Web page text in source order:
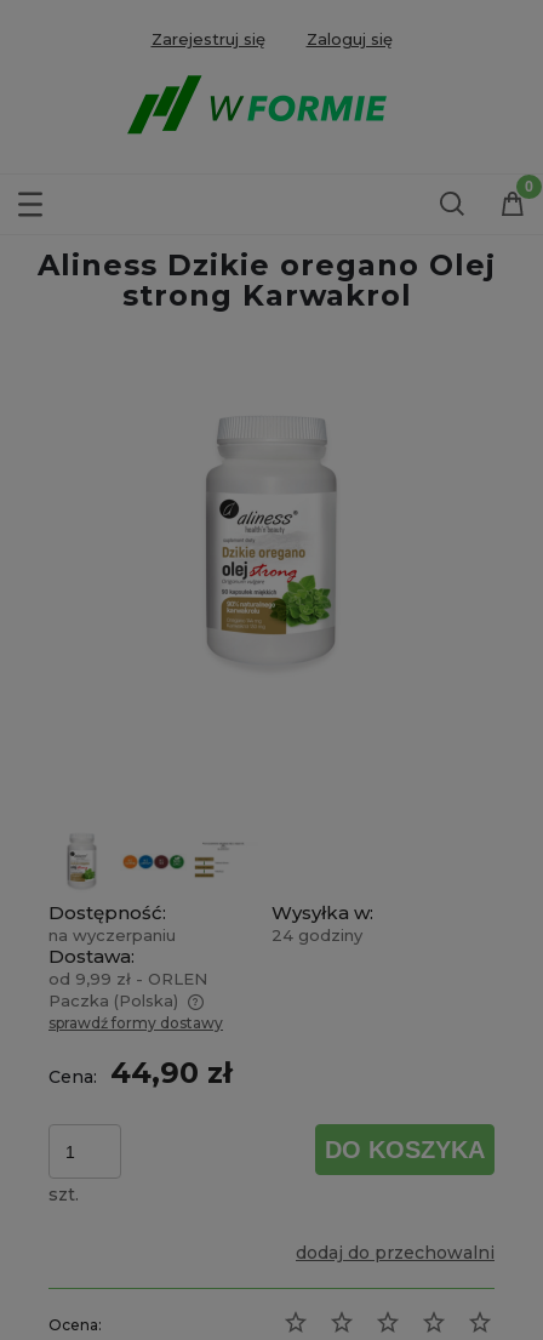
Zarejestruj się Zaloguj się
Aliness Dzikie oregano Olej
strong Karwakrol
Dostępność:
na wyczerpaniu
Wysyłka w:
24 godziny
Dostawa:
od 9,99 zł - ORLEN
Paczka (Polska)
Cena nie zawiera ewentualnych kosztów
sprawdź formy dostawy
Cena: 44,90 zł
szt.
DO KOSZYKA
dodaj do przechowalni
Ocena: